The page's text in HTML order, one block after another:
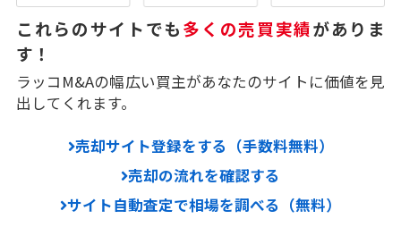
これらのサイトでも多くの売買実績がありま
す！
ラッコM&Aの幅広い買主があなたのサイトに価値を見
出してくれます。
売却サイト登録をする（手数料無料）
売却の流れを確認する
サイト自動査定で相場を調べる（無料）